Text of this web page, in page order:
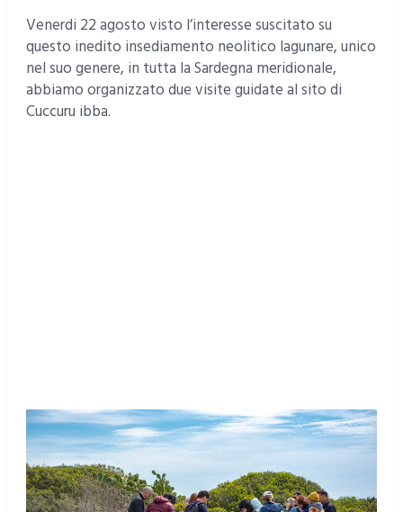
Venerdi 22 agosto visto l’interesse suscitato su
questo inedito insediamento neolitico lagunare, unico
nel suo genere, in tutta la Sardegna meridionale,
abbiamo organizzato due visite guidate al sito di
Cuccuru ibba.